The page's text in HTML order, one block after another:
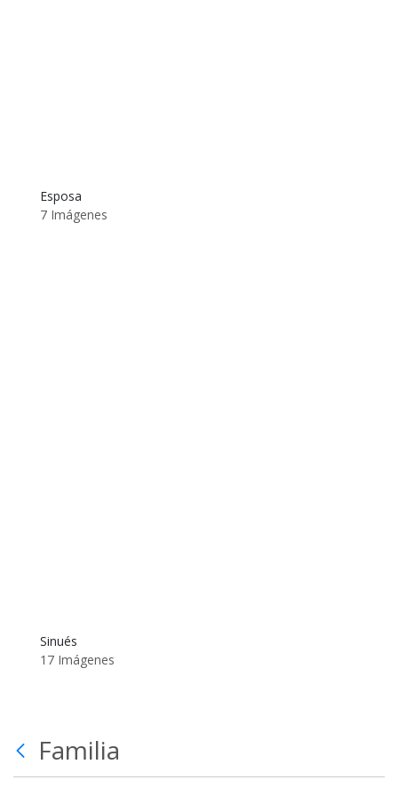
Esposa
7 Imágenes
Sinués
17 Imágenes
Familia